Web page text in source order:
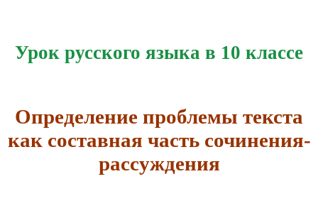
Урок русского языка в 10 классе
Определение проблемы текста
как составная часть сочинения-
рассуждения